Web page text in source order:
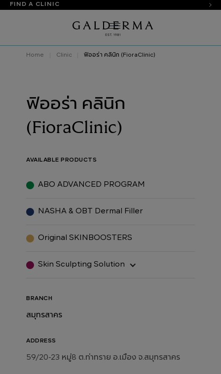
FIND A CLINIC
Home Clinic ฟิออร่า คลินิก (FioraClinic)
ฟิออร่า คลินิก
(FioraClinic)
AVAILABLE PRODUCTS
ABO ADVANCED PROGRAM
NASHA & OBT Dermal Filler
Original SKINBOOSTERS
Skin Sculpting Solution
BRANCH
สมุทรสาคร
ADDRESS
59/20-23 หมู่8 ต.ท่าทราย อ.เมือง จ.สมุทรสาคร